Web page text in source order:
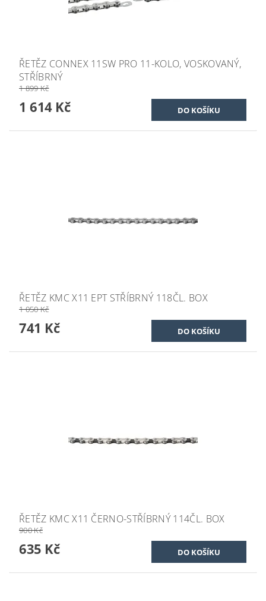
ŘETĚZ CONNEX 11SW PRO 11-KOLO, VOSKOVANÝ,
STŘÍBRNÝ
1 899 Kč
1 614 Kč
ŘETĚZ KMC X11 EPT STŘÍBRNÝ 118ČL. BOX
1 050 Kč
741 Kč
ŘETĚZ KMC X11 ČERNO-STŘÍBRNÝ 114ČL. BOX
900 Kč
635 Kč